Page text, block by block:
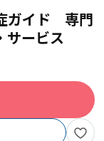
ガイド 専門
サービス